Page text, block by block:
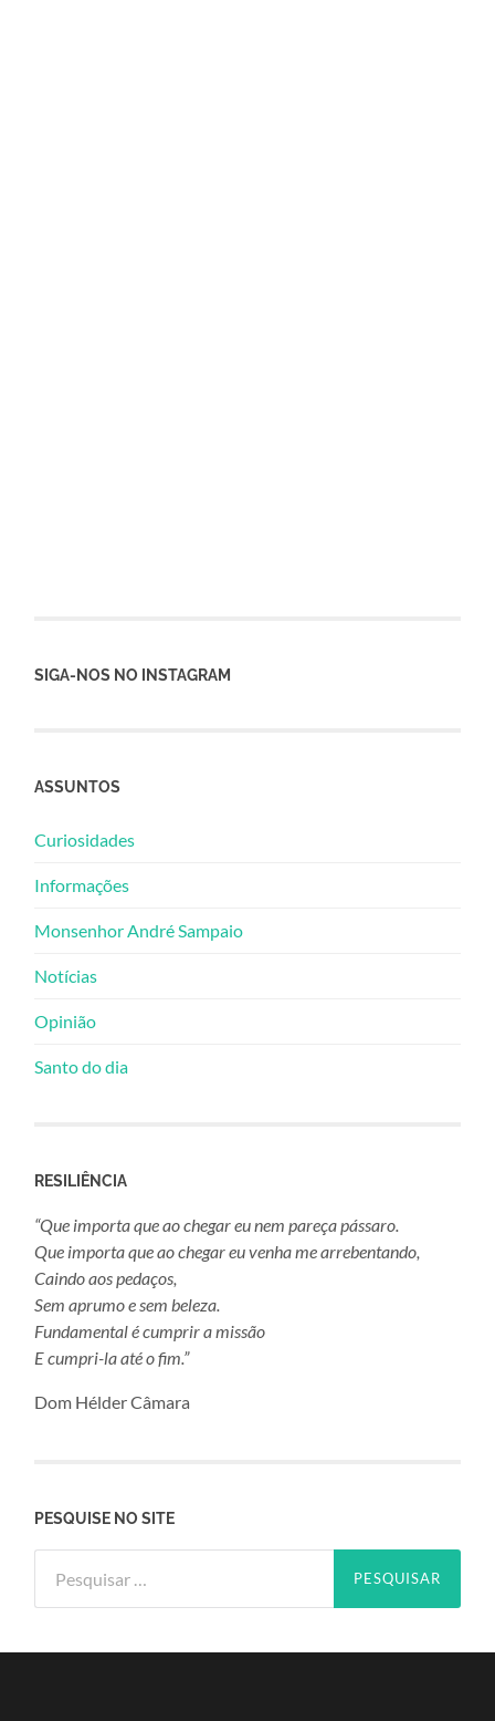
SIGA-NOS NO INSTAGRAM
ASSUNTOS
Curiosidades
Informações
Monsenhor André Sampaio
Notícias
Opinião
Santo do dia
RESILIÊNCIA
“Que importa que ao chegar eu nem pareça pássaro.
Que importa que ao chegar eu venha me arrebentando,
Caindo aos pedaços,
Sem aprumo e sem beleza.
Fundamental é cumprir a missão
E cumpri-la até o fim.”
Dom Hélder Câmara
PESQUISE NO SITE
por: